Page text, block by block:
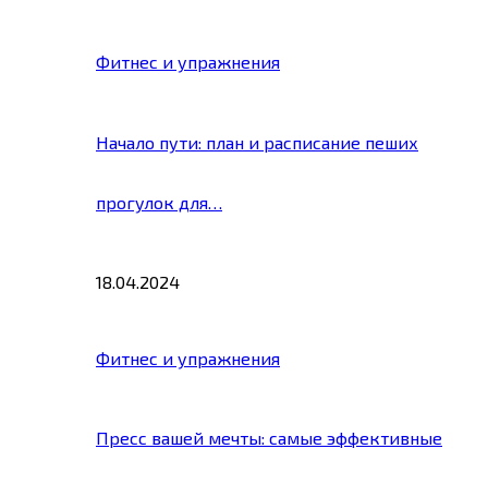
Фитнес и упражнения
Начало пути: план и расписание пеших
прогулок для…
18.04.2024
Фитнес и упражнения
Пресс вашей мечты: самые эффективные